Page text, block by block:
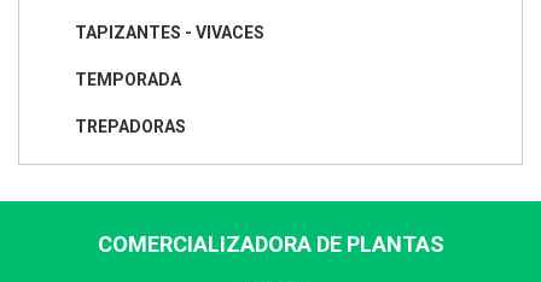
TAPIZANTES - VIVACES
TEMPORADA
TREPADORAS
COMERCIALIZADORA DE PLANTAS